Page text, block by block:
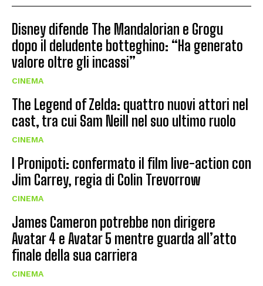
Disney difende The Mandalorian e Grogu
dopo il deludente botteghino: “Ha generato
valore oltre gli incassi”
CINEMA
The Legend of Zelda: quattro nuovi attori nel
cast, tra cui Sam Neill nel suo ultimo ruolo
CINEMA
I Pronipoti: confermato il film live-action con
Jim Carrey, regia di Colin Trevorrow
CINEMA
James Cameron potrebbe non dirigere
Avatar 4 e Avatar 5 mentre guarda all’atto
finale della sua carriera
CINEMA